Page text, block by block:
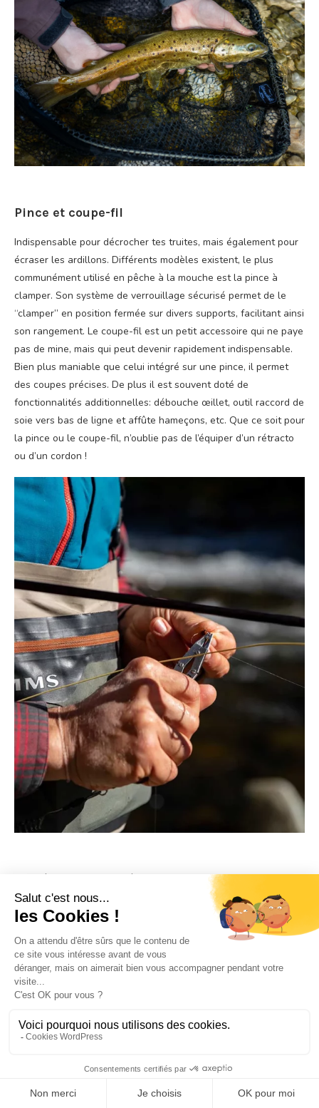
Pince et coupe-fil
Indispensable pour décrocher tes truites, mais également pour
écraser les ardillons. Différents modèles existent, le plus
communément utilisé en pêche à la mouche est la pince à
clamper. Son système de verrouillage sécurisé permet de le
“clamper” en position fermée sur divers supports, facilitant ainsi
son rangement. Le coupe-fil est un petit accessoire qui ne paye
pas de mine, mais qui peut devenir rapidement indispensable.
Bien plus maniable que celui intégré sur une pince, il permet
des coupes précises. De plus il est souvent doté de
fonctionnalités additionnelles: débouche œillet, outil raccord de
soie vers bas de ligne et affûte hameçons, etc. Que ce soit pour
la pince ou le coupe-fil, n’oublie pas de l’équiper d’un rétracto
ou d’un cordon !